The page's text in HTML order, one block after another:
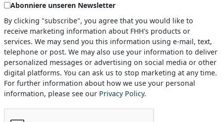
Abonniere unseren Newsletter
By clicking "subscribe", you agree that you would like to
receive marketing information about FHH's products or
services. We may send you this information using e-mail, text,
telephone or post. We may also use your information to deliver
personalized messages or advertising on social media or other
digital platforms. You can ask us to stop marketing at any time.
For further information about how we use your personal
information, please see our Privacy Policy.